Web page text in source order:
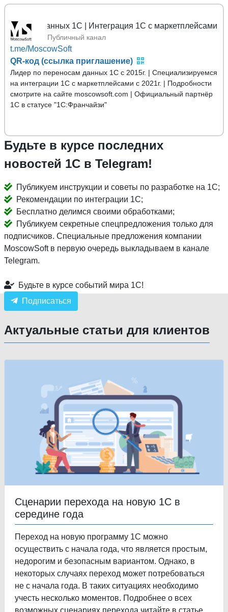
данных 1С | Интеграция 1С с маркетплейсами
Публичный канал
t.me/MoscowSoft
QR-код (ссылка приглашение)
Лидер по переносам данных 1С с 2015г. | Специализируемся
на интеграции 1С с маркетплейсами с 2021г. | Подробности
смотрите на сайте moscowsoft.com | Официальный партнёр
1С в статусе "1С:Франчайзи"
Будьте в курсе последних
новостей 1С в Telegram!
Публикуем инструкции и советы по разработке на 1С;
Рекомендации по интеграции 1С;
Бесплатно делимся своими обработками;
Публикуем секретные спецпредложения только для
подписчиков. Специальные предложения компании
MoscowSoft в первую очередь выкладываем в канале
Telegram.
Будьте в курсе событий мира 1С!
Подписаться
Актуальные статьи для клиентов
Сценарии перехода на новую 1С в
середине года
Переход на новую программу 1С можно
осуществить с начала года, что является простым,
недорогим и безопасным вариантом. Однако, в
некоторых случаях переход может потребоваться
не с начала года. В таких ситуациях необходимо
учесть несколько моментов. Подробнее о всех
возможных сценариях перехода читайте в статье.